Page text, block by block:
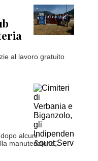
al lavoro gratuito
alcuni
manutenzione...